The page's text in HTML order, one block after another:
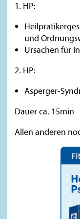
1. HP:
und
Ursachen für
2. HP:
Asperger-
Dauer ca. 15min
Allen anderen